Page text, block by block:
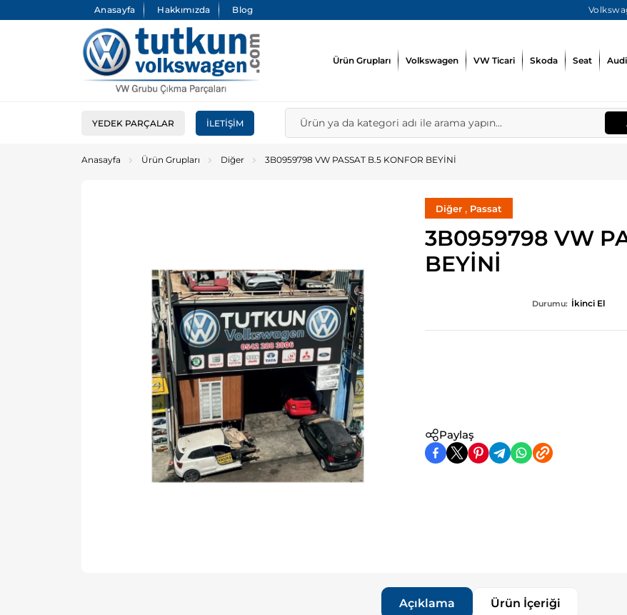
Anasayfa Hakkımızda Blog
Ürün Grupları Volkswagen VW Ticari Skoda Seat Audi
YEDEK PARÇALAR İLETIŞIM
Anasayfa Ürün Grupları Diğer 3B0959798 VW PASSAT B.5 KONFOR BEYİNİ
Diğer , Passat
3B0959798 VW
BEYİNİ
Durumu: İkinci El
Paylaş
Açıklama Ürün İçeriği